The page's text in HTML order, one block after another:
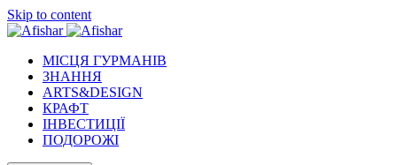
Skip to content
МІСЦЯ ГУРМАНІВ
ЗНАННЯ
ARTS&DESIGN
КРАФТ
ІНВЕСТИЦІЇ
ПОДОРОЖІ